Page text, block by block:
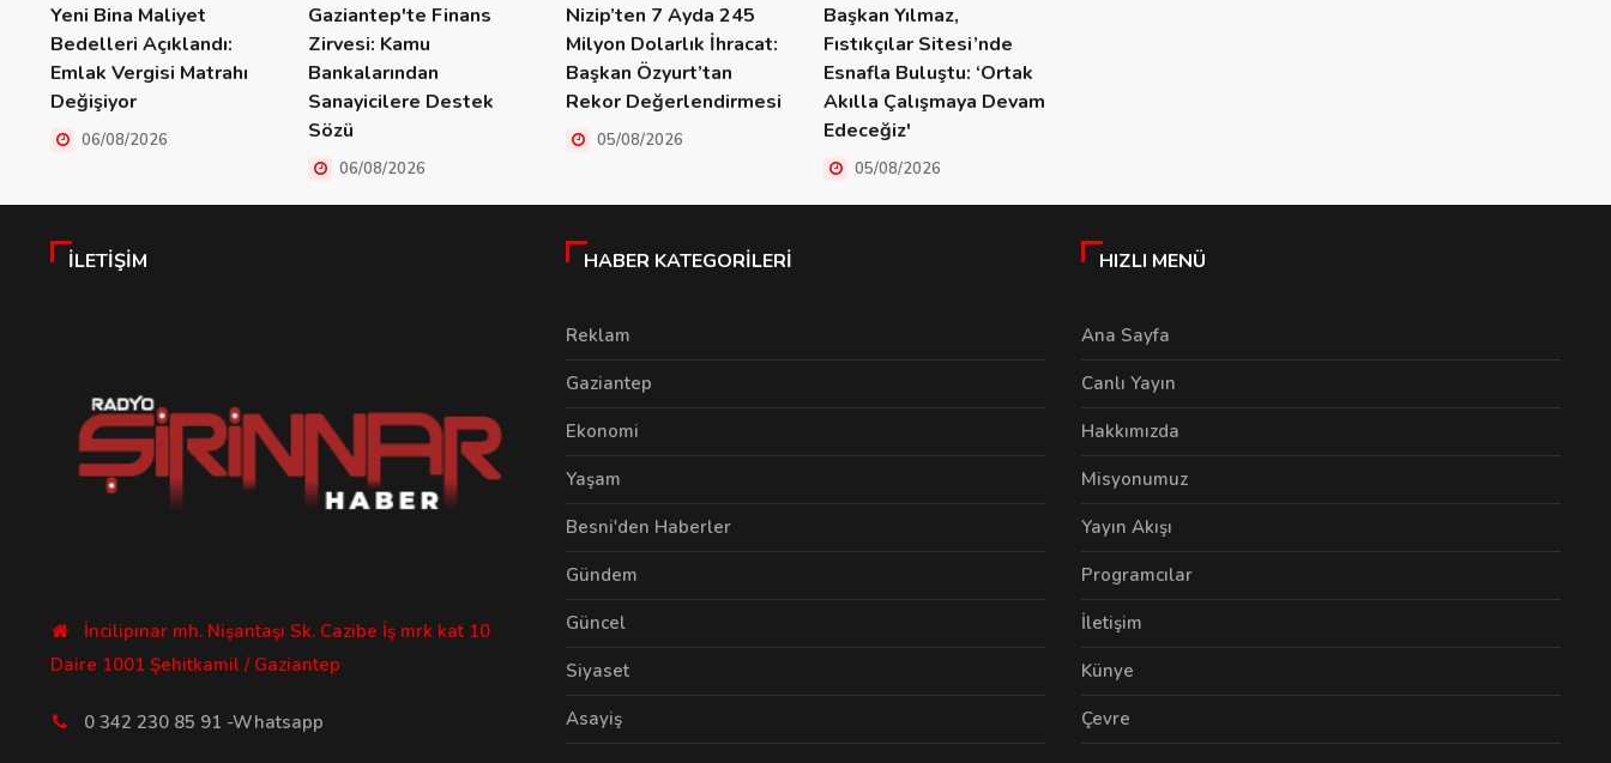
Yeni Bina Maliyet
Bedelleri Açıklandı:
Emlak Vergisi Matrahı
Değişiyor
06/08/2026
Gaziantep'te Finans
Zirvesi: Kamu
Bankalarından
Sanayicilere Destek
Sözü
06/08/2026
Nizip’ten 7 Ayda 245
Milyon Dolarlık İhracat:
Başkan Özyurt’tan
Rekor Değerlendirmesi
05/08/2026
Başkan Yılmaz,
Fıstıkçılar Sitesi’nde
Esnafla Buluştu: ‘Ortak
Akılla Çalışmaya Devam
Edeceğiz'
05/08/2026
İLETIŞIM
İncilipınar mh. Nişantaşı Sk. Cazibe İş mrk kat 10
Daire 1001 Şehitkamil / Gaziantep
0 342 230 85 91 -Whatsapp
HABER KATEGORILERI
Reklam
Gaziantep
Ekonomi
Yaşam
Besni'den Haberler
Gündem
Güncel
Siyaset
Asayiş
HIZLI MENÜ
Ana Sayfa
Canlı Yayın
Hakkımızda
Misyonumuz
Yayın Akışı
Programcılar
İletişim
Künye
Çevre